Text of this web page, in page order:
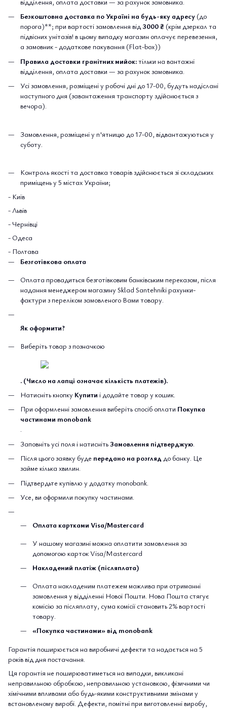
Безкоштовна доставка по Україні на будь-яку адресу (до
порога)**; при вартості замовлення від3000 ₴ (крім дзеркал та
підвісних унітазів! в цьому випадку магазин оплачує перевезення,
а замовник - додаткове пакування (Flat-box))
Правила доставки гранітних мийок:тільки на вантажні
відділення, оплата доставки — за рахунок замовника.
Усі замовлення, розміщені у робочі дні до 17-00, будуть надіслані
наступного дня (завантаження транспорту здійснюється з
вечора).
Замовлення, розміщені у п'ятницю до 17-00, відвантажуються у
суботу.
Контроль якості та доставка товарів здійснюється зі складських
приміщень у 5 містах України;
- Київ
- Львів
- Чернівці
- Одеса
- Полтава
Безготівкова оплата
Оплата провадиться безготівковим банківським переказом, після
надання менеджером магазину Sklad Santehniki рахунки-
фактури з переліком замовленого Вами товару.
Як оформити?
Виберіть товар з позначкою
. (Число на лапці означає кількість платежів).
Натисніть кнопку Купити і додайте товар у кошик.
При оформленні замовлення виберіть спосіб оплати Покупка
частинами monobank
.
Заповніть усі поля і натисніть Замовлення підтверджую
Після цього заявку буде передано на розгляд до банку. Це
займе кілька хвилин.
Підтвердьте купівлю у додатку monobank.
Усе, ви оформили покупку частинами.
Оплата картками Visa/Mastercard
У нашому магазині можна оплатити замовлення за
допомогою карток Visa/Mastercard
Накладений платіж (післяплата)
Оплата накладеним платежем можлива при отриманні
замовлення у відділенні Нової Пошти. Нова Пошта стягує
комісію за післяплату, сума комісії становить 2% вартості
товару.
«Покупка частинами» від monobank
Гарантія поширюється на виробничі дефекти та надається на 5
років від дня постачання.
Ця гарантія не поширюватиметься на випадки, викликані
неправильною обробкою, неправильною установкою, фізичними чи
хімічними впливами або будь-якими конструктивними змінами у
встановленому виробі. Дефекти, помітні при виготовленні виробу,